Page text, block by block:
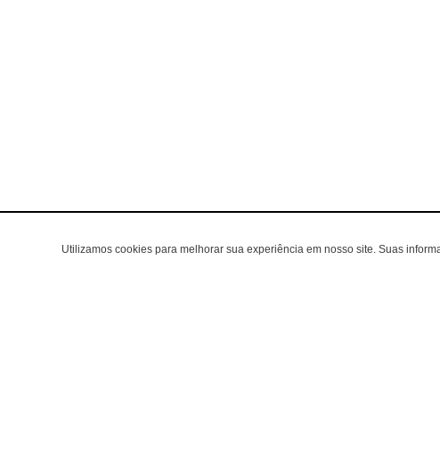
Utilizamos cookies para melhorar sua experiência em nosso site. Suas